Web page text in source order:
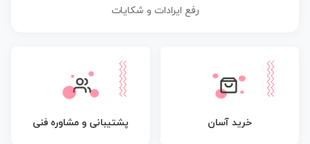
رفع ایرادات و شکایات
خرید آسان پشتیبانی و مشاوره فنی